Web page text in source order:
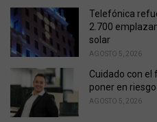
Telefónica
2.700
solar
AGOSTO 5, 2026
Cuidado con el
poner en
AGOSTO 5, 2026